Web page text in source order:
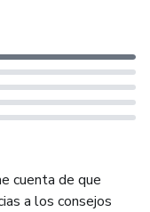
cuenta de que
a los consejos